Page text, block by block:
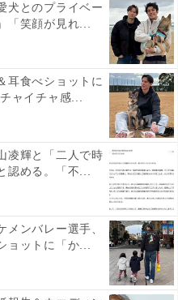
犬とのプライベー
「笑顔が見れ...
耳食べショットに
ャイチャ感...
凌輝と「二人で時
認める。「不...
メンバレー選手、
ョットに「か...